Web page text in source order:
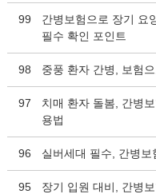
99
간병보험으로 장기 요
필수 확인 포인트
98 중풍 환자 간병, 보험
97
치매 환자 돌봄, 간병
용법
96 실버세대 필수, 간병보
95 장기 입원 대비, 간병